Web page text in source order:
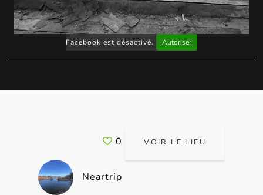
Facebook est désactivé. Autoriser
0 VOIR LE LIEU
Neartrip